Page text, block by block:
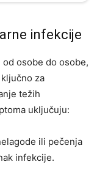
infekcije
osobe do osobe,
za
težih
uključuju:
ili pečenja
infekcije.